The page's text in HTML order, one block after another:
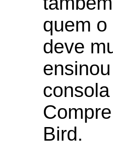
quem
deve
Bird.